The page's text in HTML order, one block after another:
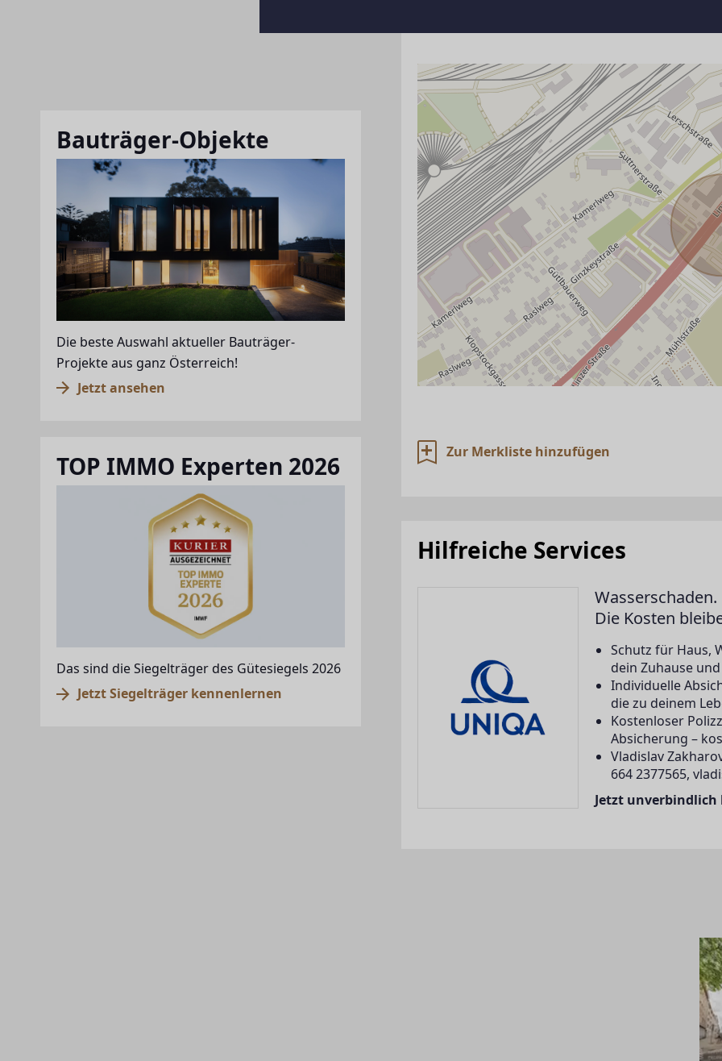
ANBIETER KONTAKTIEREN
Zur Merkliste hinzufügen
Hilfreiche Services
Die Kosten
Schutz für Haus,
dein Zuhause
Individuelle
die zu deinem
Kostenloser
Absicherung –
Vladislav
664 2377565,
Jetzt unverbindlich
Bauträger-Objekte
Die beste Auswahl aktueller Bauträger-
Projekte aus ganz Österreich!
Jetzt ansehen
TOP IMMO Experten 2026
Das sind die Siegelträger des Gütesiegels 2026
Jetzt Siegelträger kennenlernen